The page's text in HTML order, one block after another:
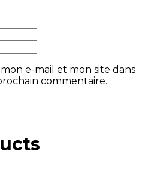
e-mail et mon site dans
commentaire.